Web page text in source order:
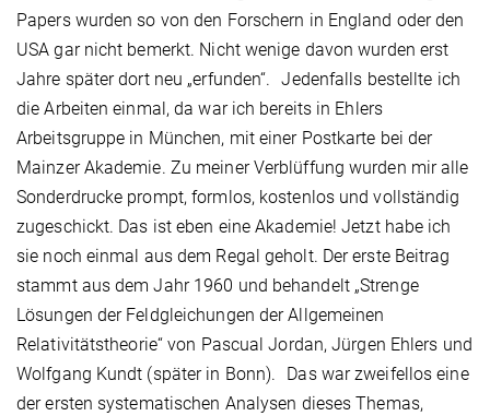
Papers wurden so von den Forschern in England oder den
USA gar nicht bemerkt. Nicht wenige davon wurden erst
Jahre später dort neu „erfunden“. Jedenfalls bestellte ich
die Arbeiten einmal, da war ich bereits in Ehlers
Arbeitsgruppe in München, mit einer Postkarte bei der
Mainzer Akademie. Zu meiner Verblüffung wurden mir alle
Sonderdrucke prompt, formlos, kostenlos und vollständig
zugeschickt. Das ist eben eine Akademie! Jetzt habe ich
sie noch einmal aus dem Regal geholt. Der erste Beitrag
stammt aus dem Jahr 1960 und behandelt „Strenge
Lösungen der Feldgleichungen der Allgemeinen
Relativitätstheorie“ von Pascual Jordan, Jürgen Ehlers und
Wolfgang Kundt (später in Bonn). Das war zweifellos eine
der ersten systematischen Analysen dieses Themas,